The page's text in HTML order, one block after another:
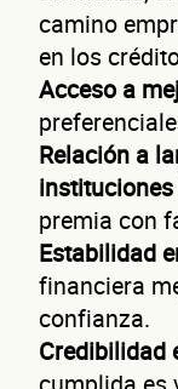
camino
en los
Acceso a
Relación a
premia con
Estabilidad
financiera
confianza.
Credibilidad